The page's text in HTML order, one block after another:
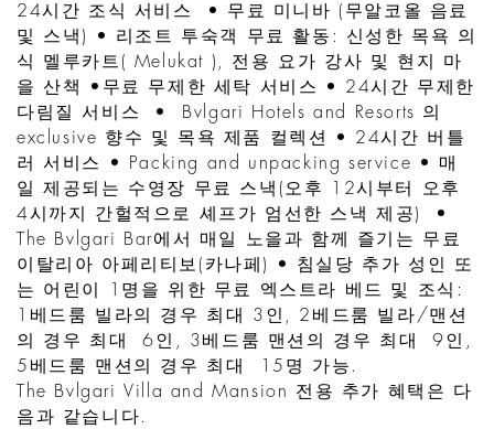
24시간 조식 서비스 • 무료 미니바 (무알코올 음료
및 스낵) • 리조트 투숙객 무료 활동: 신성한 목욕 의
식 멜루카트( Melukat ), 전용 요가 강사 및 현지 마
을 산책 •무료 무제한 세탁 서비스 • 24시간 무제한
다림질 서비스 • Bvlgari Hotels and Resorts 의
exclusive 향수 및 목욕 제품 컬렉션 • 24시간 버틀
러 서비스 • Packing and unpacking service • 매
일 제공되는 수영장 무료 스낵(오후 12시부터 오후
4시까지 간헐적으로 셰프가 엄선한 스낵 제공) •
The Bvlgari Bar에서 매일 노을과 함께 즐기는 무료
이탈리아 아페리티보(카나페) • 침실당 추가 성인 또
는 어린이 1명을 위한 무료 엑스트라 베드 및 조식:
1베드룸 빌라의 경우 최대 3인, 2베드룸 빌라/맨션
의 경우 최대 6인, 3베드룸 맨션의 경우 최대 9인,
5베드룸 맨션의 경우 최대 15명 가능.
The Bvlgari Villa and Mansion 전용 추가 혜택은 다
음과 같습니다.